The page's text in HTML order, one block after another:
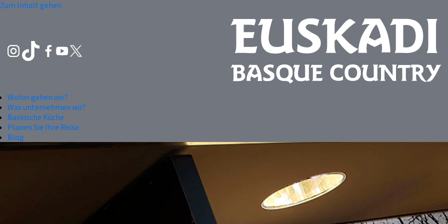
Zum Inhalt gehen
Wohin gehen wir?
Was unternehmen wir?
Baskische Küche
Planen Sie Ihre Reise
Blog